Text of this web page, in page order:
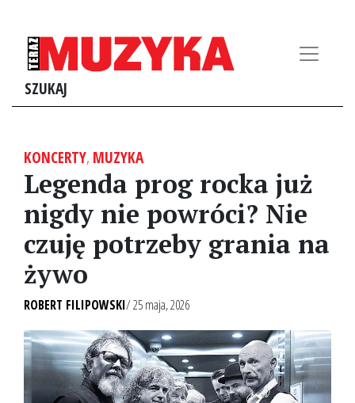
SZUKAJ
KONCERTY, MUZYKA
Legenda prog rocka już
nigdy nie powróci? Nie
czuję potrzeby grania na
żywo
ROBERT FILIPOWSKI/ 25 maja, 2026